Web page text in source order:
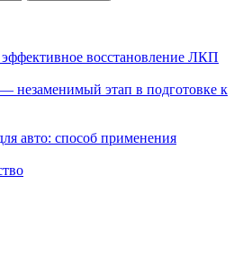
восстановление ЛКП
незаменимый этап в подготовке к
авто: способ применения